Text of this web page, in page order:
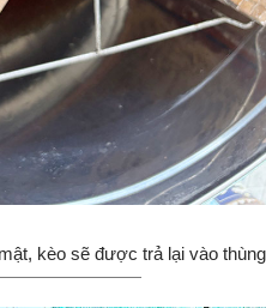
kèo sẽ được trả lại vào